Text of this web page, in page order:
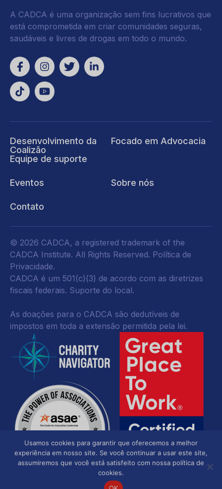
A CADCA é uma organização sem fins lucrativos que
está comprometida em criar comunidades seguras,
saudáveis e livres de drogas em todo o mundo.
Desenvolvimento da
Coalizão
Equipe de suporte
Focado em Advocacia
Eventos Sobre nós
Contato
© 2026 CADCA, a registered trademark of the
CADCA Institute. All Rights Reserved. Política de
Privacidade.
CADCA é um 501(c)(3) de acordo com as diretrizes
fiscais federais. Suporte do local.
As doações para o CADCA são dedutíveis de
impostos em toda a extensão permitida pela lei.
Usamos cookies para garantir que oferecemos a melhor
experiência em nosso site. Se você continuar a usar este site,
assumiremos que você está satisfeito com nossa política de
cookies.